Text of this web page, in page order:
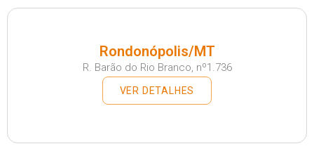
Rondonópolis/MT
R. Barão do Rio Branco, nº1.736
VER DETALHES